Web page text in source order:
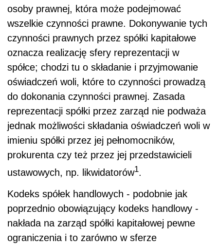
osoby prawnej, która może podejmować
wszelkie czynności prawne. Dokonywanie tych
czynności prawnych przez spółki kapitałowe
oznacza realizację sfery reprezentacji w
spółce; chodzi tu o składanie i przyjmowanie
oświadczeń woli, które to czynności prowadzą
do dokonania czynności prawnej. Zasada
reprezentacji spółki przez zarząd nie podważa
jednak możliwości składania oświadczeń woli w
imieniu spółki przez jej pełnomocników,
prokurenta czy też przez jej przedstawicieli
ustawowych, np. likwidatorów1
Kodeks spółek handlowych - podobnie jak
poprzednio obowiązujący kodeks handlowy -
nakłada na zarząd spółki kapitałowej pewne
ograniczenia i to zarówno w sferze